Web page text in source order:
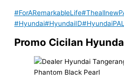
#ForARemarkableLife
#Hyundai#HyundaiID
Promo Cicilan
Phantom Black Pearl